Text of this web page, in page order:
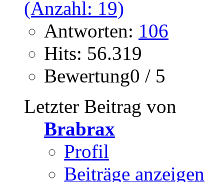
Antworten: 106
Hits: 56.319
Bewertung0 / 5
Letzter Beitrag von
Brabrax
Profil
Beiträge anzeigen